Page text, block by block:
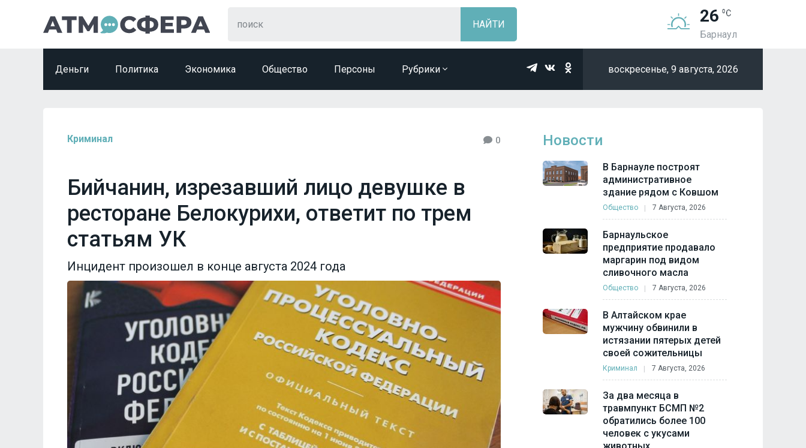
26
Барнаул
Деньги Политика Экономика Общество Персоны Рубрики воскресенье, 9 августа, 2026
Криминал 0
Бийчанин, изрезавший лицо девушке в
ресторане Белокурихи, ответит по трем
статьям УК
Инцидент произошел в конце августа 2024 года
Новости
В Барнауле построят
административное
здание рядом с Ковшом
Общество 7 Августа, 2026
Барнаульское
предприятие продавало
маргарин под видом
сливочного масла
Общество 7 Августа, 2026
В Алтайском крае
мужчину обвинили в
истязании пятерых детей
своей сожительницы
Криминал 7 Августа, 2026
За два месяца в
травмпункт БСМП №2
обратились более 100
человек с укусами